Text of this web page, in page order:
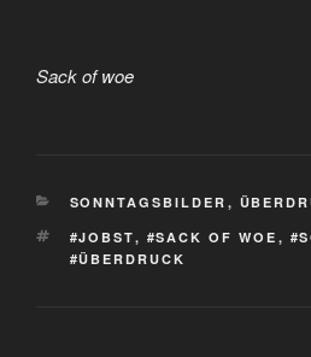
Sack of woe
KATEGORIEN
SONNTAGSBILDER ,
SCHLAGWÖRTER
#JOBST, #SACK OF WOE ,
#ÜBERDRUCK